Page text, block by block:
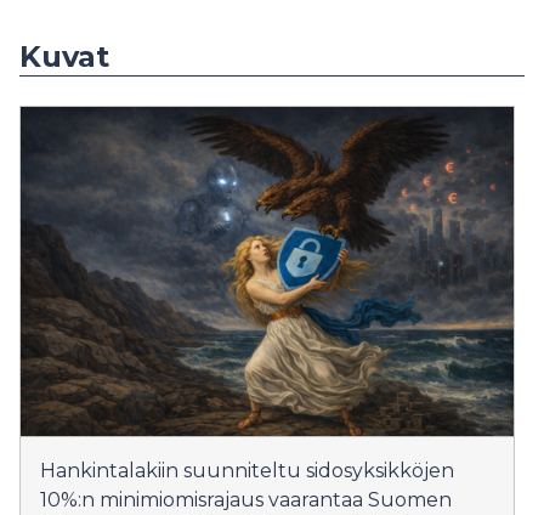
Kuvat
Hankintalakiin suunniteltu sidosyksikköjen
10%:n minimiomisrajaus vaarantaa Suomen